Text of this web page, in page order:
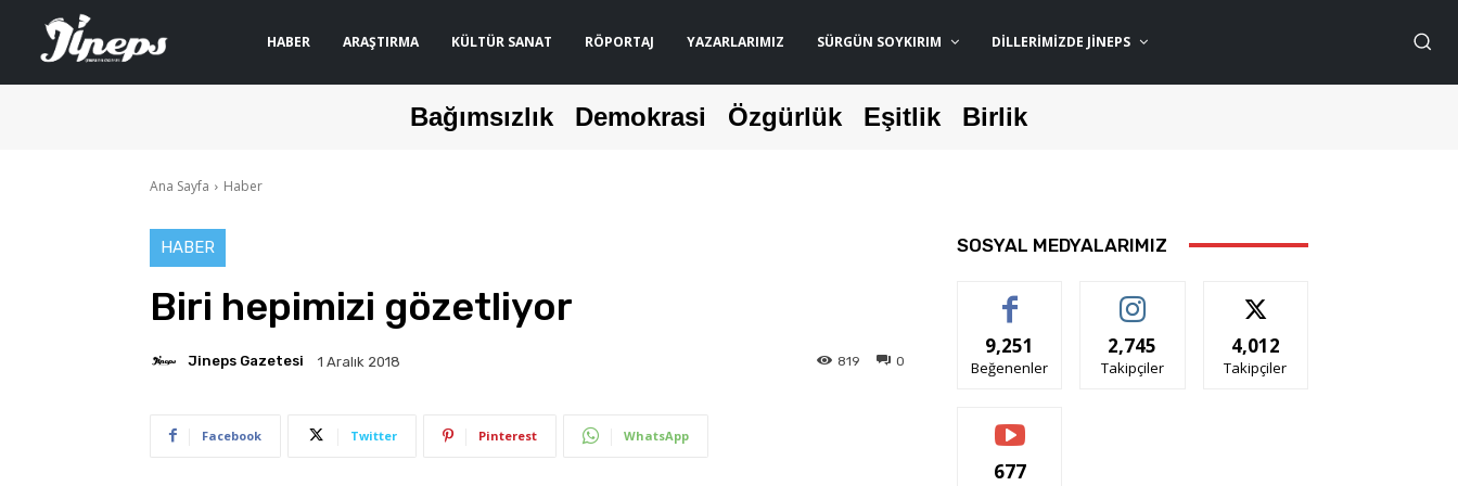
HABER ARAŞTIRMA KÜLTÜR SANAT RÖPORTAJ YAZARLARIMIZ SÜRGÜN SOYKIRIM DILLERIMIZDE JİNEPS
Bağımsızlık Demokrasi Özgürlük Eşitlik Birlik
Ana Sayfa Haber
HABER
Biri hepimizi gözetliyor
Jineps Gazetesi 1 Aralık 2018 0
819
Facebook Twitter Pinterest WhatsApp
SOSYAL MEDYALARIMIZ
9,251
Beğenenler
2,745
Takipçiler
4,012
Takipçiler
677